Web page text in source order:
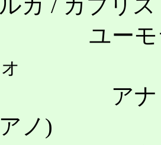
ルカ / カプリ
ユーモラス
ォ
アナトリ
アノ)